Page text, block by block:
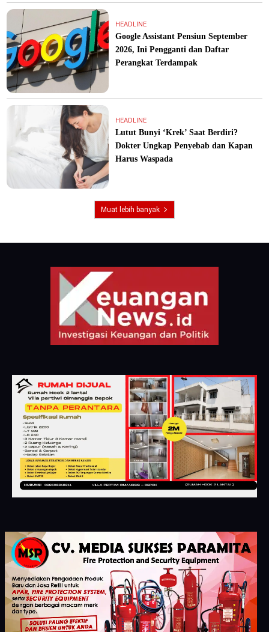
HEADLINE
Google Assistant Pensiun September
2026, Ini Pengganti dan Daftar
Perangkat Terdampak
HEADLINE
Lutut Bunyi ‘Krek’ Saat Berdiri?
Dokter Ungkap Penyebab dan Kapan
Harus Waspada
Muat lebih banyak